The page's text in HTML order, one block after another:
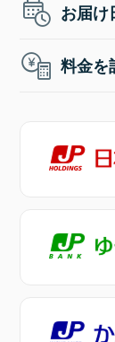
お届け
料金を